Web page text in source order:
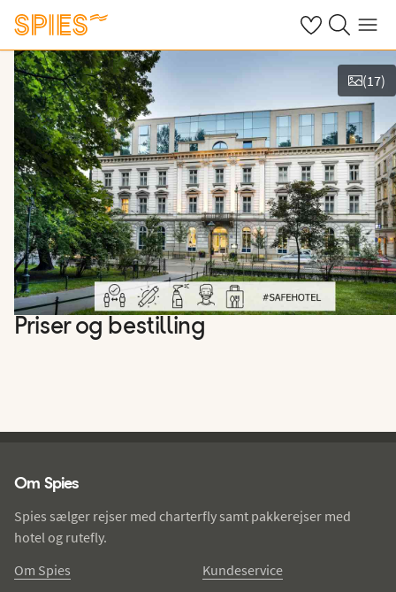
Se dine gemte
Søg påMenu
Vis billeder
(17)
Priser og bestilling
Om Spies
Spies sælger rejser med charterfly samt pakkerejser med
hotel og rutefly.
Om Spies
Kundeservice